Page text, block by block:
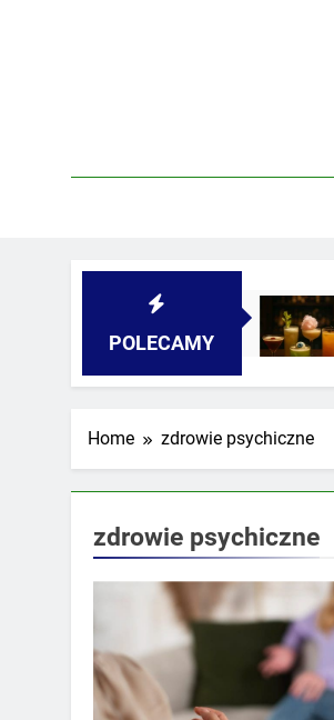
POLECAMY
i podwórkach
Home zdrowie psychiczne
zdrowie psychiczne